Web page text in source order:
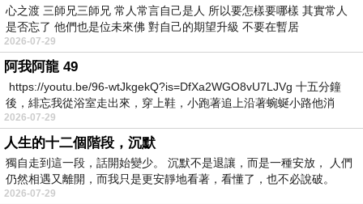
心之渡 三師兄三師兄 常人常言自己是人 所以要怎樣要哪樣 其實常人
是否忘了 他們也是位未來佛 對自己的期望升級 不要在暫居
2026-07-29
阿我阿龍 49
https://youtu.be/96-wtJkgekQ?is=DfXa2WGO8vU7LJVg 十五分鐘
後，緋忘我從浴室走出來，穿上鞋，小跑著追上沿著蜿蜒小路他消
2026-07-29
人生的十二個階段，沉默
獨自走到這一段，話開始變少。 沉默不是退讓，而是一種安放， 人們
仍然相遇又離開，而我只是更安靜地看著，看懂了，也不必說破。
2026-07-29